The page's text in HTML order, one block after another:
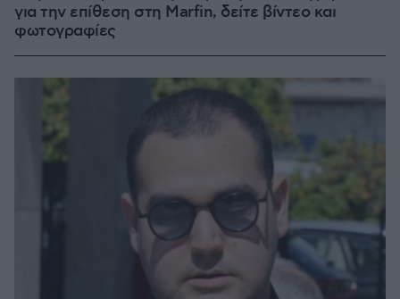
για την επίθεση στη Marfin, δείτε βίντεο και
φωτογραφίες